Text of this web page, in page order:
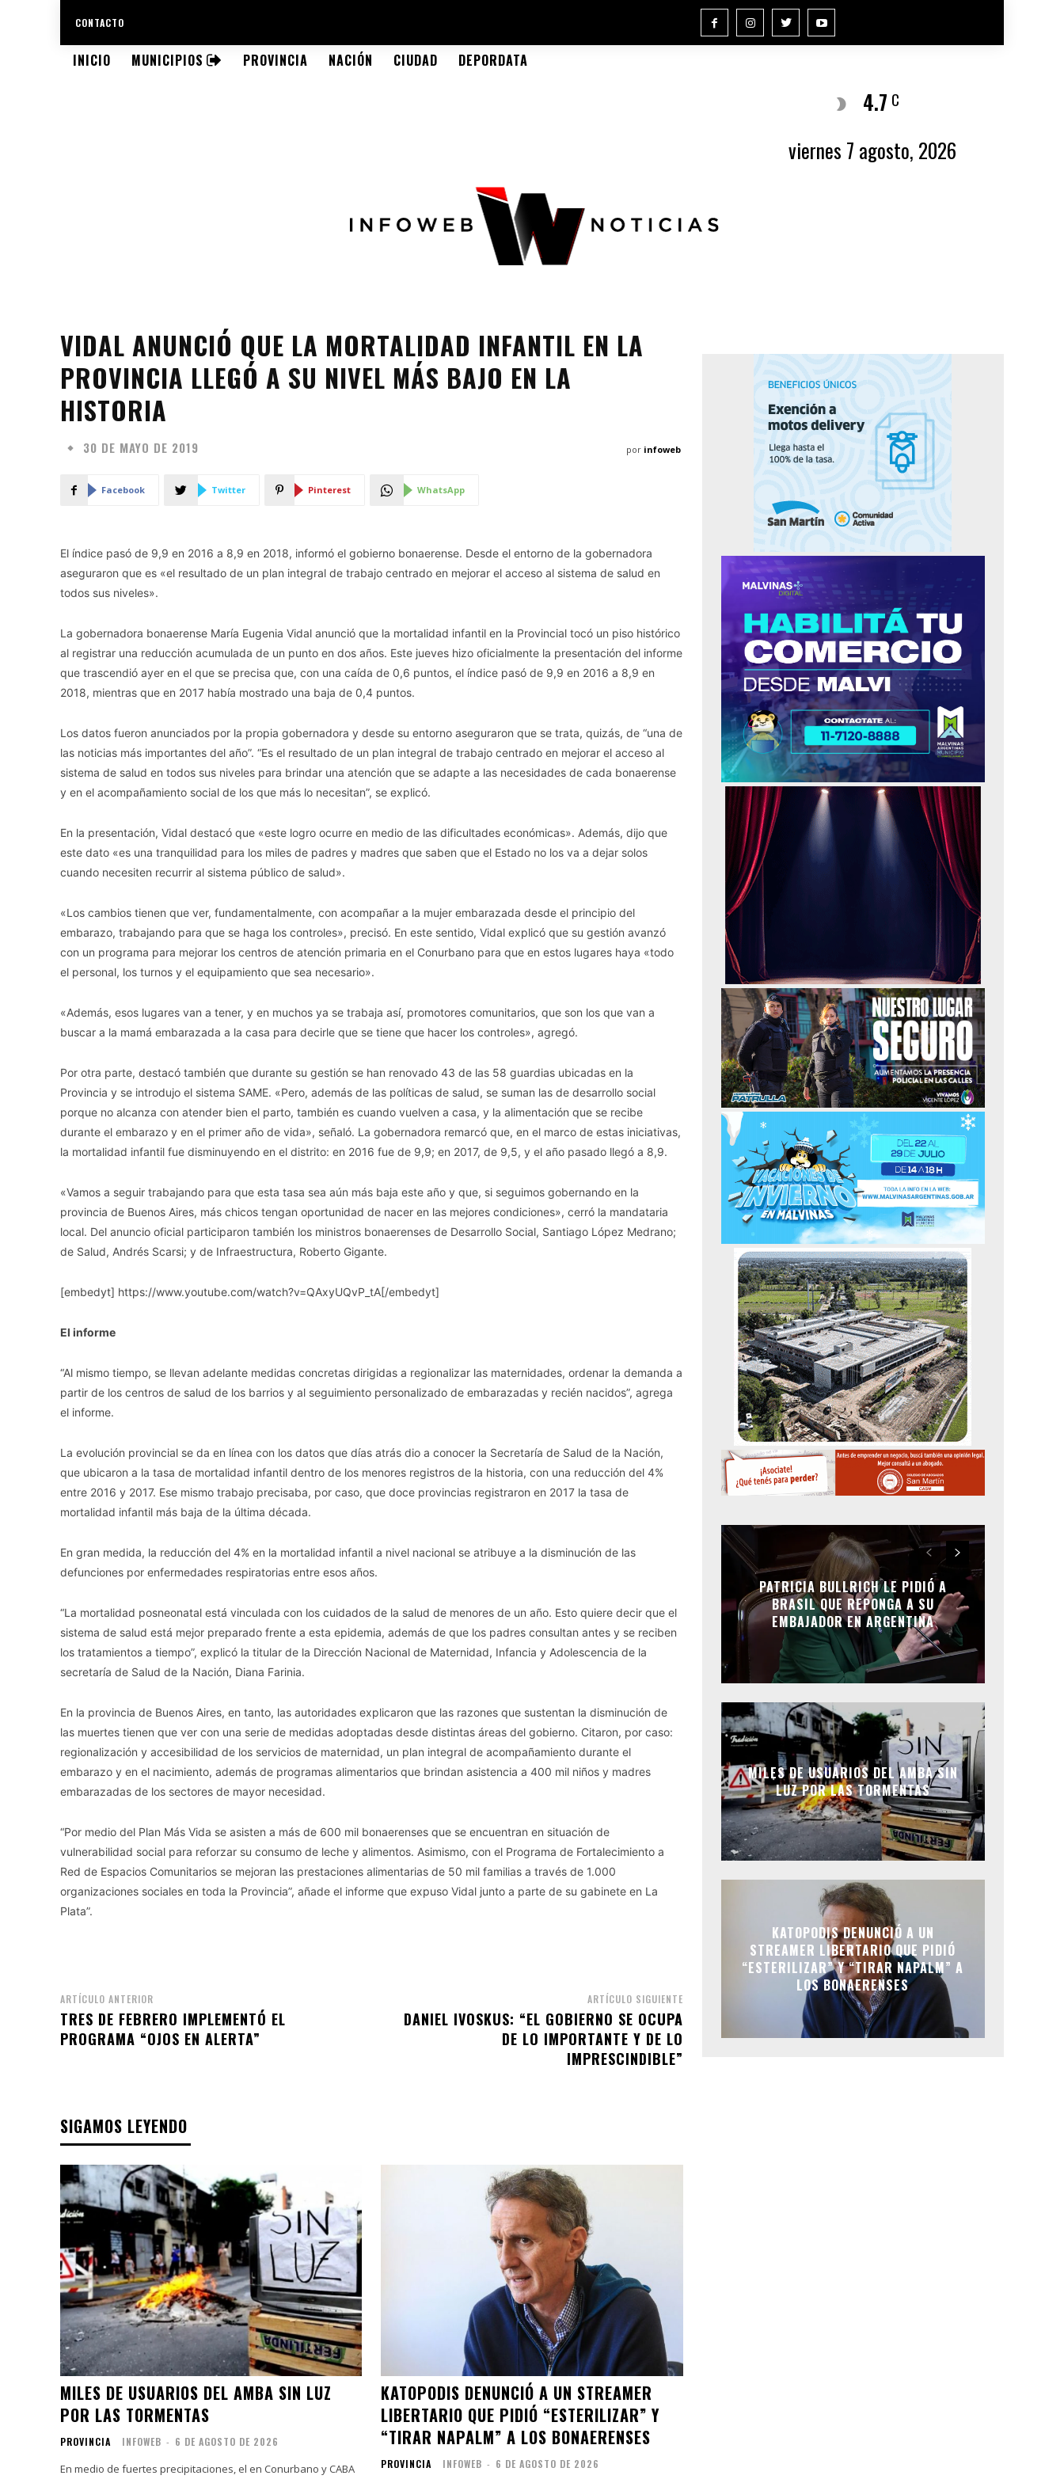
CONTACTO
INICIO MUNICIPIOS PROVINCIA NACIÓN CIUDAD DEPORDATA
4.7 C
viernes 7 agosto, 2026
VIDAL ANUNCIÓ QUE LA MORTALIDAD INFANTIL EN LA
PROVINCIA LLEGÓ A SU NIVEL MÁS BAJO EN LA
HISTORIA
30 DE MAYO DE 2019 por infoweb
Facebook Twitter Pinterest WhatsApp
El índice pasó de 9,9 en 2016 a 8,9 en 2018, informó el gobierno bonaerense. Desde el entorno de la gobernadora
aseguraron que es «el resultado de un plan integral de trabajo centrado en mejorar el acceso al sistema de salud en
todos sus niveles».
La gobernadora bonaerense María Eugenia Vidal anunció que la mortalidad infantil en la Provincial tocó un piso histórico
al registrar una reducción acumulada de un punto en dos años. Este jueves hizo oficialmente la presentación del informe
que trascendió ayer en el que se precisa que, con una caída de 0,6 puntos, el índice pasó de 9,9 en 2016 a 8,9 en
2018, mientras que en 2017 había mostrado una baja de 0,4 puntos.
Los datos fueron anunciados por la propia gobernadora y desde su entorno aseguraron que se trata, quizás, de “una de
las noticias más importantes del año”. “Es el resultado de un plan integral de trabajo centrado en mejorar el acceso al
sistema de salud en todos sus niveles para brindar una atención que se adapte a las necesidades de cada bonaerense
y en el acompañamiento social de los que más lo necesitan”, se explicó.
En la presentación, Vidal destacó que «este logro ocurre en medio de las dificultades económicas». Además, dijo que
este dato «es una tranquilidad para los miles de padres y madres que saben que el Estado no los va a dejar solos
cuando necesiten recurrir al sistema público de salud».
«Los cambios tienen que ver, fundamentalmente, con acompañar a la mujer embarazada desde el principio del
embarazo, trabajando para que se haga los controles», precisó. En este sentido, Vidal explicó que su gestión avanzó
con un programa para mejorar los centros de atención primaria en el Conurbano para que en estos lugares haya «todo
el personal, los turnos y el equipamiento que sea necesario».
«Además, esos lugares van a tener, y en muchos ya se trabaja así, promotores comunitarios, que son los que van a
buscar a la mamá embarazada a la casa para decirle que se tiene que hacer los controles», agregó.
Por otra parte, destacó también que durante su gestión se han renovado 43 de las 58 guardias ubicadas en la
Provincia y se introdujo el sistema SAME. «Pero, además de las políticas de salud, se suman las de desarrollo social
porque no alcanza con atender bien el parto, también es cuando vuelven a casa, y la alimentación que se recibe
durante el embarazo y en el primer año de vida», señaló. La gobernadora remarcó que, en el marco de estas iniciativas,
la mortalidad infantil fue disminuyendo en el distrito: en 2016 fue de 9,9; en 2017, de 9,5, y el año pasado llegó a 8,9.
«Vamos a seguir trabajando para que esta tasa sea aún más baja este año y que, si seguimos gobernando en la
provincia de Buenos Aires, más chicos tengan oportunidad de nacer en las mejores condiciones», cerró la mandataria
local. Del anuncio oficial participaron también los ministros bonaerenses de Desarrollo Social, Santiago López Medrano;
de Salud, Andrés Scarsi; y de Infraestructura, Roberto Gigante.
[embedyt] https://www.youtube.com/watch?v=QAxyUQvP_tA[/embedyt]
El informe
“Al mismo tiempo, se llevan adelante medidas concretas dirigidas a regionalizar las maternidades, ordenar la demanda a
partir de los centros de salud de los barrios y al seguimiento personalizado de embarazadas y recién nacidos”, agrega
el informe.
La evolución provincial se da en línea con los datos que días atrás dio a conocer la Secretaría de Salud de la Nación,
que ubicaron a la tasa de mortalidad infantil dentro de los menores registros de la historia, con una reducción del 4%
entre 2016 y 2017. Ese mismo trabajo precisaba, por caso, que doce provincias registraron en 2017 la tasa de
mortalidad infantil más baja de la última década.
En gran medida, la reducción del 4% en la mortalidad infantil a nivel nacional se atribuye a la disminución de las
defunciones por enfermedades respiratorias entre esos años.
“La mortalidad posneonatal está vinculada con los cuidados de la salud de menores de un año. Esto quiere decir que el
sistema de salud está mejor preparado frente a esta epidemia, además de que los padres consultan antes y se reciben
los tratamientos a tiempo”, explicó la titular de la Dirección Nacional de Maternidad, Infancia y Adolescencia de la
secretaría de Salud de la Nación, Diana Farinia.
En la provincia de Buenos Aires, en tanto, las autoridades explicaron que las razones que sustentan la disminución de
las muertes tienen que ver con una serie de medidas adoptadas desde distintas áreas del gobierno. Citaron, por caso:
regionalización y accesibilidad de los servicios de maternidad, un plan integral de acompañamiento durante el
embarazo y en el nacimiento, además de programas alimentarios que brindan asistencia a 400 mil niños y madres
embarazadas de los sectores de mayor necesidad.
“Por medio del Plan Más Vida se asisten a más de 600 mil bonaerenses que se encuentran en situación de
vulnerabilidad social para reforzar su consumo de leche y alimentos. Asimismo, con el Programa de Fortalecimiento a
Red de Espacios Comunitarios se mejoran las prestaciones alimentarias de 50 mil familias a través de 1.000
organizaciones sociales en toda la Provincia”, añade el informe que expuso Vidal junto a parte de su gabinete en La
Plata”.
ARTÍCULO ANTERIOR
TRES DE FEBRERO IMPLEMENTÓ EL
PROGRAMA “OJOS EN ALERTA”
ARTÍCULO SIGUIENTE
DANIEL IVOSKUS: “EL GOBIERNO SE OCUPA
DE LO IMPORTANTE Y DE LO
IMPRESCINDIBLE”
SIGAMOS LEYENDO
MILES DE USUARIOS DEL AMBA SIN LUZ
POR LAS TORMENTAS
PROVINCIA INFOWEB - 6 DE AGOSTO DE 2026
En medio de fuertes precipitaciones, el en Conurbano y CABA
KATOPODIS DENUNCIÓ A UN STREAMER
LIBERTARIO QUE PIDIÓ “ESTERILIZAR” Y
“TIRAR NAPALM” A LOS BONAERENSES
PROVINCIA INFOWEB - 6 DE AGOSTO DE 2026
PATRICIA BULLRICH LE PIDIÓ A
BRASIL QUE REPONGA A SU
EMBAJADOR EN ARGENTINA
MILES DE USUARIOS DEL AMBA SIN
LUZ POR LAS TORMENTAS
KATOPODIS DENUNCIÓ A UN
STREAMER LIBERTARIO QUE PIDIÓ
“ESTERILIZAR” Y “TIRAR NAPALM” A
LOS BONAERENSES